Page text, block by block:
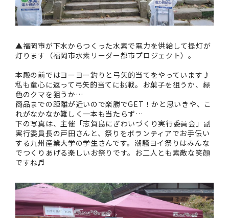
▲福岡市が下水からつくった水素で電力を供給して提灯が
灯ります（福岡市水素リーダー都市プロジェクト）。
本殿の前ではヨーヨー釣りと弓矢的当てをやっています♪
私も童心に返って弓矢的当てに挑戦。お菓子を狙うか、緑
色のクマを狙うか…
商品までの距離が近いので楽勝でGET！かと思いきや、こ
れがなかなか難しく一本も当たらず…
下の写真は、主催「志賀島にぎわいづくり実行委員会」副
実行委員長の戸田さんと、祭りをボランティアでお手伝い
する九州産業大学の学生さんです。潮騒ヨイ祭りはみんな
でつくりあげる楽しいお祭りです。お二人とも素敵な笑顔
ですね♬